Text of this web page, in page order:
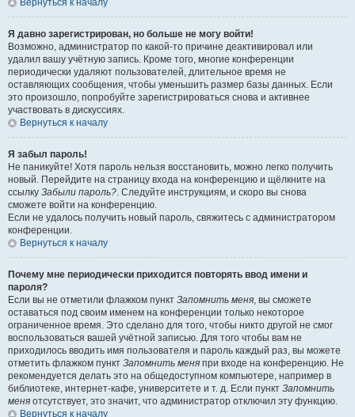
Вернуться к началу
Я давно зарегистрирован, но больше не могу войти!
Возможно, администратор по какой-то причине деактивировал или
удалил вашу учётную запись. Кроме того, многие конференции
периодически удаляют пользователей, длительное время не
оставляющих сообщения, чтобы уменьшить размер базы данных. Если
это произошло, попробуйте зарегистрироваться снова и активнее
участвовать в дискуссиях.
Вернуться к началу
Я забыл пароль!
Не паникуйте! Хотя пароль нельзя восстановить, можно легко получить
новый. Перейдите на страницу входа на конференцию и щёлкните на
ссылку Забыли пароль?. Следуйте инструкциям, и скоро вы снова
сможете войти на конференцию.
Если не удалось получить новый пароль, свяжитесь с администратором
конференции.
Вернуться к началу
Почему мне периодически приходится повторять ввод имени и
пароля?
Если вы не отметили флажком пункт Запомнить меня, вы сможете
оставаться под своим именем на конференции только некоторое
ограниченное время. Это сделано для того, чтобы никто другой не смог
воспользоваться вашей учётной записью. Для того чтобы вам не
приходилось вводить имя пользователя и пароль каждый раз, вы можете
отметить флажком пункт Запомнить меня при входе на конференцию. Не
рекомендуется делать это на общедоступном компьютере, например в
библиотеке, интернет-кафе, университете и т. д. Если пункт Запомнить
меня отсутствует, это значит, что администратор отключил эту функцию.
Вернуться к началу